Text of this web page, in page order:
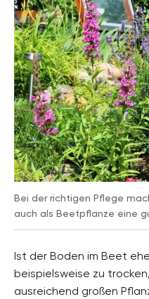
Bei der richtigen Pflege
auch als Beetpflanze eine
Ist der Boden im Beet
beispielsweise zu
ausreichend großen